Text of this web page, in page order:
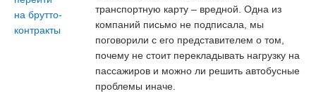
транспортную карту – вредной. Одна из
компаний письмо не подписала, мы
поговорили с его представителем о том,
почему не стоит перекладывать нагрузку на
пассажиров и можно ли решить автобусные
проблемы иначе.